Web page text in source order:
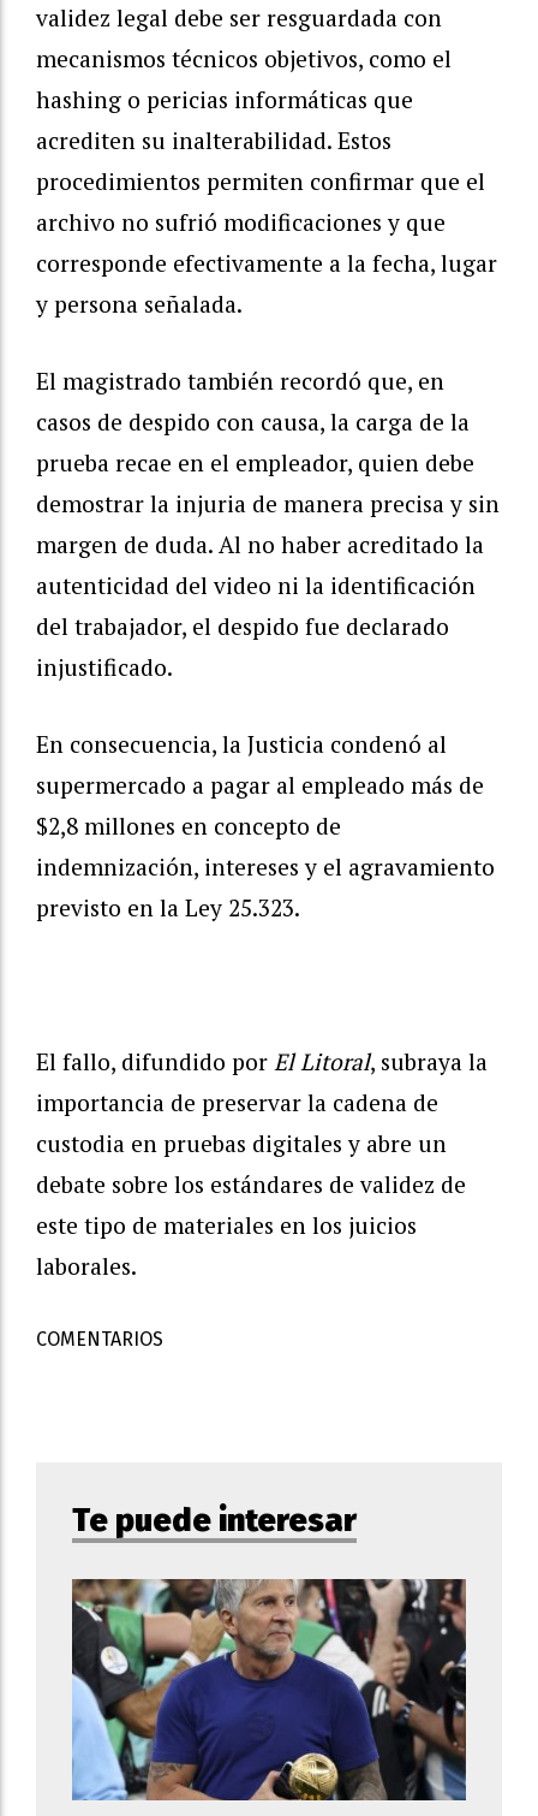
validez legal debe ser resguardada con
mecanismos técnicos objetivos, como el
hashing o pericias informáticas que
acrediten su inalterabilidad. Estos
procedimientos permiten confirmar que el
archivo no sufrió modificaciones y que
corresponde efectivamente a la fecha, lugar
y persona señalada.
El magistrado también recordó que, en
casos de despido con causa, la carga de la
prueba recae en el empleador, quien debe
demostrar la injuria de manera precisa y sin
margen de duda. Al no haber acreditado la
autenticidad del video ni la identificación
del trabajador, el despido fue declarado
injustificado.
En consecuencia, la Justicia condenó al
supermercado a pagar al empleado más de
$2,8 millones en concepto de
indemnización, intereses y el agravamiento
previsto en la Ley 25.323.
El fallo, difundido por El Litoral, subraya la
importancia de preservar la cadena de
custodia en pruebas digitales y abre un
debate sobre los estándares de validez de
este tipo de materiales en los juicios
laborales.
COMENTARIOS
Te puede interesar